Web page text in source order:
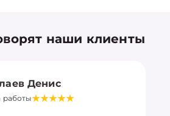
наши клиенты
Денис
работы